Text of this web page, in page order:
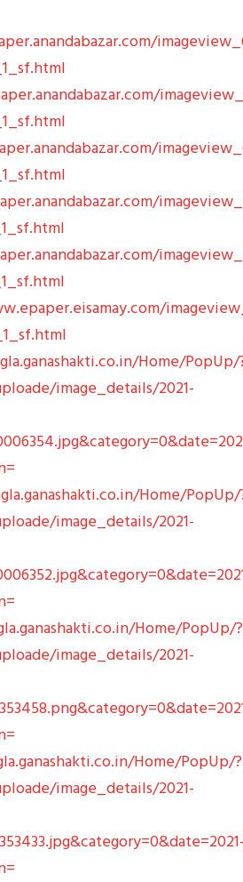
Home/PopUp/
image_details/2021-
Home/
image_details/2021-
Home/PopUp/?
image_details/2021-
Home/PopUp/?
image_details/2021-